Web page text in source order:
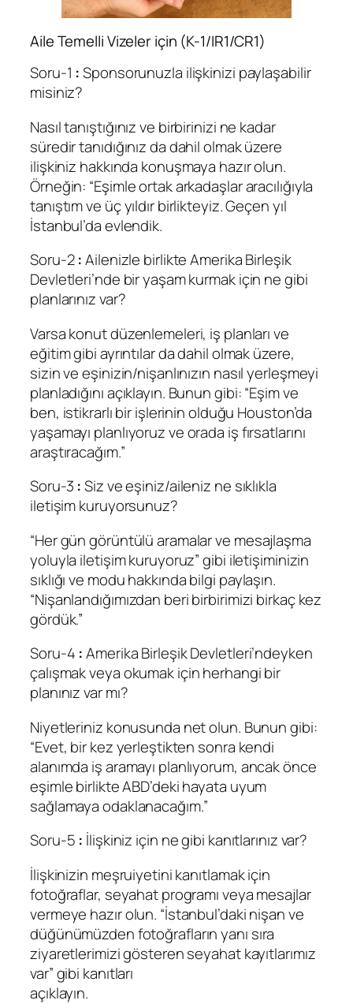
Aile Temelli Vizeler için (K-1/IR1/CR1)
Soru-1 :Sponsorunuzla ilişkinizi paylaşabilir
misiniz?
Nasıl tanıştığınız ve birbirinizi ne kadar
süredir tanıdığınız da dahil olmak üzere
ilişkiniz hakkında konuşmaya hazır olun.
Örneğin: “Eşimle ortak arkadaşlar aracılığıyla
tanıştım ve üç yıldır birlikteyiz. Geçen yıl
İstanbul’da evlendik.
Soru-2:Ailenizle birlikte Amerika Birleşik
Devletleri’nde bir yaşam kurmak için ne gibi
planlarınız var?
Varsa konut düzenlemeleri, iş planları ve
eğitim gibi ayrıntılar da dahil olmak üzere,
sizin ve eşinizin/nişanlınızın nasıl yerleşmeyi
planladığını açıklayın. Bunun gibi: “Eşim ve
ben, istikrarlı bir işlerinin olduğu Houston’da
yaşamayı planlıyoruz ve orada iş fırsatlarını
araştıracağım.”
Soru-3 :Siz ve eşiniz/aileniz ne sıklıkla
iletişim kuruyorsunuz?
“Her gün görüntülü aramalar ve mesajlaşma
yoluyla iletişim kuruyoruz” gibi iletişiminizin
sıklığı ve modu hakkında bilgi paylaşın.
“Nişanlandığımızdan beri birbirimizi birkaç kez
gördük.”
Soru-4 :Amerika Birleşik Devletleri’ndeyken
çalışmak veya okumak için herhangi bir
planınız var mı?
Niyetleriniz konusunda net olun. Bunun gibi:
“Evet, bir kez yerleştikten sonra kendi
alanımda iş aramayı planlıyorum, ancak önce
eşimle birlikte ABD’deki hayata uyum
sağlamaya odaklanacağım.”
Soru-5 : İlişkiniz için ne gibi kanıtlarınız var?
İlişkinizin meşruiyetini kanıtlamak için
fotoğraflar, seyahat programı veya mesajlar
vermeye hazır olun. “İstanbul’daki nişan ve
düğünümüzden fotoğrafların yanı sıra
ziyaretlerimizi gösteren seyahat kayıtlarımız
var” gibi kanıtları
açıklayın.